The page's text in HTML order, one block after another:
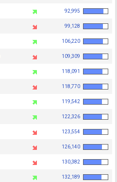
92,995
99,128
106,220
109,309
118,091
118,770
119,542
122,326
123,554
126,140
130,382
132,189